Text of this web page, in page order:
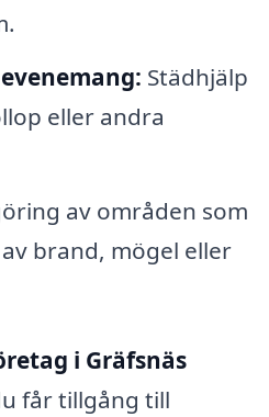
Städhjälp
eller andra
av områden som
brand, mögel eller
i Gräfsnäs
får tillgång till